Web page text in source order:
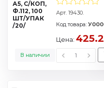
Арт. 19430.
В наличии
Код товара:
Цена: